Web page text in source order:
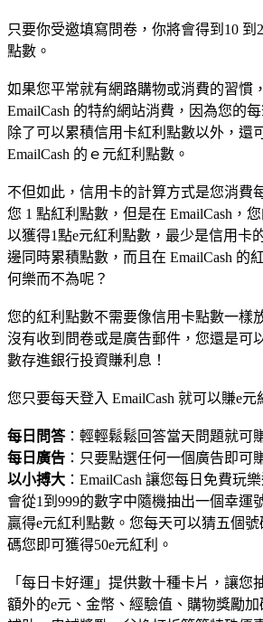
只要你受邀填寫問卷，你將會得到10 到
點數。
如果您平常就有網路購物或消費的習慣
EmailCash 的特約網站消費，因為您的
除了可以累積信用卡紅利點數以外，還
EmailCash 的ｅ元紅利點數。
不但如此，信用卡的計算方式是您消費
您 1 點紅利點數，但是在 EmailCash，
以獲得1點e元紅利點數，最少是信用卡
邊同時累積點數，而且在 EmailCash 的
何樂而不為呢？
您的紅利點數不需要像信用卡點數一樣
沒有收到問卷或是廣告郵件，您還是可
數存進銀行投資賺利息！
您只要每天登入 EmailCash 就可以賺e元
每日問答：輕輕鬆鬆回答當天問題就可
每日廣告 ：只要點選任何一個廣告即可
以小搏大 ：EmailCash 讓您每日免費玩
會從1到999的數字中隨機抽出一個幸運
贏得e元紅利點數。您每天可以猜五個
碼您即可獲得50e元紅利。
「每日卡好運」提供數十種卡片，讓您
額外的e元、金幣、經驗值、購物獎勵